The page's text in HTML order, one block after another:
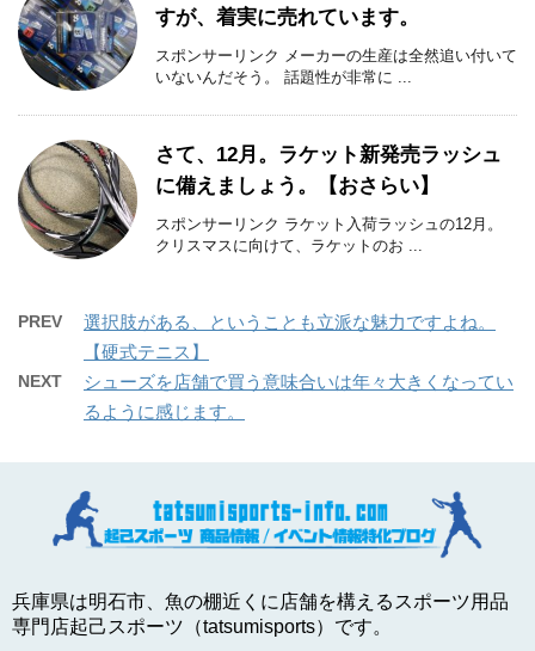
すが、着実に売れています。
スポンサーリンク メーカーの生産は全然追い付いて
いないんだそう。 話題性が非常に ...
さて、12月。ラケット新発売ラッシュ
に備えましょう。【おさらい】
スポンサーリンク ラケット入荷ラッシュの12月。
クリスマスに向けて、ラケットのお ...
PREV
選択肢がある、ということも立派な魅力ですよね。
【硬式テニス】
NEXT
シューズを店舗で買う意味合いは年々大きくなってい
るように感じます。
兵庫県は明石市、魚の棚近くに店舗を構えるスポーツ用品
専門店起己スポーツ（tatsumisports）です。